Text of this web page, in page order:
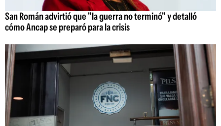
San Román advirtió que "la guerra no terminó" y detalló
cómo Ancap se preparó para la crisis